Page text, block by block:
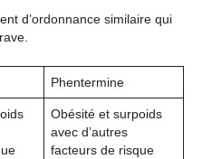
d’ordonnance similaire qui
Phentermine
Obésité et surpoids
avec d’autres
facteurs de risque